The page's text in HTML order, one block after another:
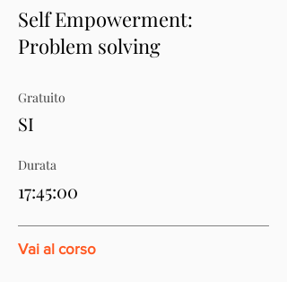
Self Empowerment:
Problem solving
Gratuito
SI
Durata
17:45:00
Vai al corso